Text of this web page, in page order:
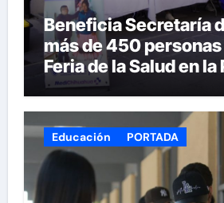
Beneficia Secretaría
más de 450
Feria de la Salud en la
Armas
Educación PORTADA